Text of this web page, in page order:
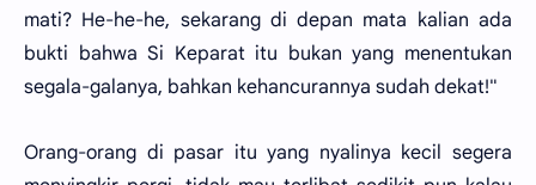
mati? He-he-he, sekarang di depan mata kalian ada
bukti bahwa Si Keparat itu bukan yang menentukan
segala-galanya, bahkan kehancurannya sudah dekat!"
Orang-orang di pasar itu yang nyalinya kecil segera